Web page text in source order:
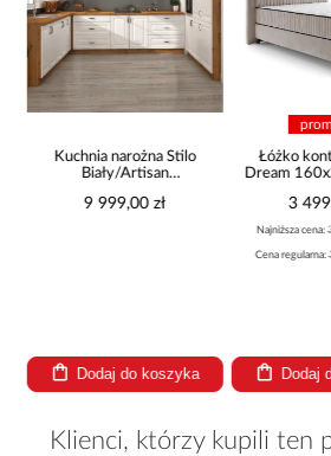
Kuchnia narożna Stilo
Biały/Artisan
9 999,00 zł
Dodaj do koszyka
Łóżko
Dream
3
Najniższa cena:
Cena regularna:
Dodaj
Klienci, którzy kupili ten